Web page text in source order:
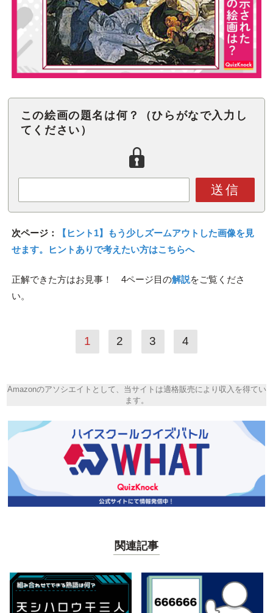
この絵画の題名は何？（ひらがなで入力し
てください）
送信
次ページ：
【ヒント1】もう少しズームアウトした画像を見
せます。ヒントありで考えたい方はこちらへ
正解できた方はお見事！ 4ページ目の解説をご覧くださ
い。
1 2 3 4
Amazonのアソシエイトとして、当サイトは適格販売により収入を得てい
ます。
関連記事